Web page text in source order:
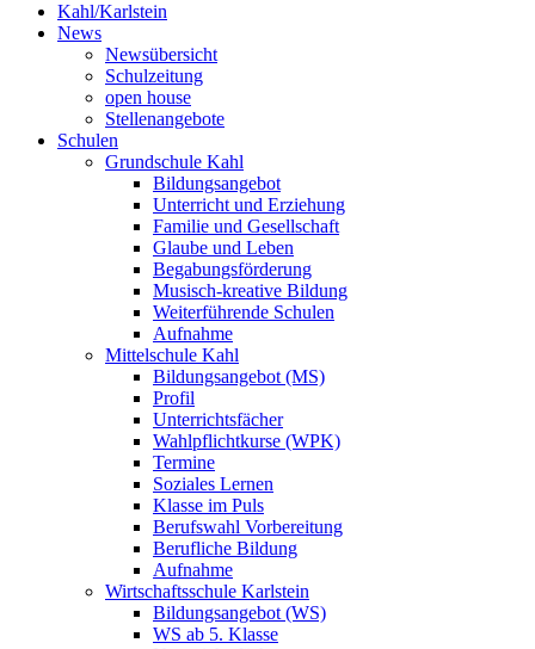
Kahl/Karlstein
News
Newsübersicht
Schulzeitung
open house
Stellenangebote
Schulen
Grundschule Kahl
Bildungsangebot
Unterricht und Erziehung
Familie und Gesellschaft
Glaube und Leben
Begabungsförderung
Musisch-kreative Bildung
Weiterführende Schulen
Aufnahme
Mittelschule Kahl
Bildungsangebot (MS)
Profil
Unterrichtsfächer
Wahlpflichtkurse (WPK)
Termine
Soziales Lernen
Klasse im Puls
Berufswahl Vorbereitung
Berufliche Bildung
Aufnahme
Wirtschaftsschule Karlstein
Bildungsangebot (WS)
WS ab 5. Klasse